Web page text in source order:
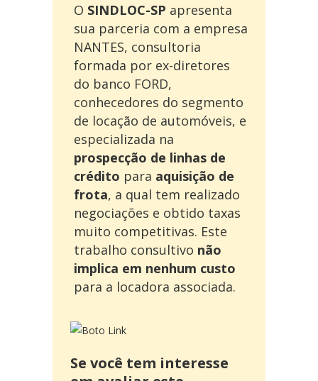
O SINDLOC-SP apresenta
sua parceria com a empresa
NANTES, consultoria
formada por ex-diretores
do banco FORD,
conhecedores do segmento
de locação de automóveis, e
especializada na
prospecção de linhas de
crédito para aquisição de
frota, a qual tem realizado
negociações e obtido taxas
muito competitivas. Este
trabalho consultivo não
implica em nenhum custo
para a locadora associada.
Se você tem interesse